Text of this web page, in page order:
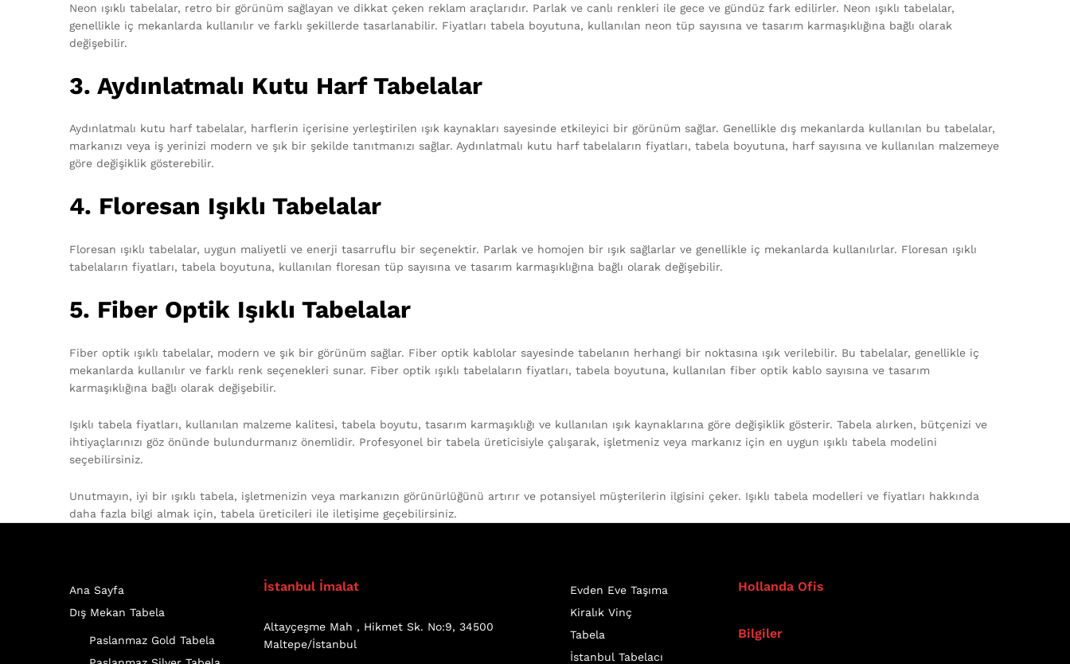
Neon ışıklı tabelalar, retro bir görünüm sağlayan ve dikkat çeken reklam araçlarıdır. Parlak ve canlı renkleri ile gece ve gündüz fark edilirler. Neon ışıklı tabelalar,
genellikle iç mekanlarda kullanılır ve farklı şekillerde tasarlanabilir. Fiyatları tabela boyutuna, kullanılan neon tüp sayısına ve tasarım karmaşıklığına bağlı olarak
değişebilir.
3. Aydınlatmalı Kutu Harf Tabelalar
Aydınlatmalı kutu harf tabelalar, harflerin içerisine yerleştirilen ışık kaynakları sayesinde etkileyici bir görünüm sağlar. Genellikle dış mekanlarda kullanılan bu tabelalar,
markanızı veya iş yerinizi modern ve şık bir şekilde tanıtmanızı sağlar. Aydınlatmalı kutu harf tabelaların fiyatları, tabela boyutuna, harf sayısına ve kullanılan malzemeye
göre değişiklik gösterebilir.
4. Floresan Işıklı Tabelalar
Floresan ışıklı tabelalar, uygun maliyetli ve enerji tasarruflu bir seçenektir. Parlak ve homojen bir ışık sağlarlar ve genellikle iç mekanlarda kullanılırlar. Floresan ışıklı
tabelaların fiyatları, tabela boyutuna, kullanılan floresan tüp sayısına ve tasarım karmaşıklığına bağlı olarak değişebilir.
5. Fiber Optik Işıklı Tabelalar
Fiber optik ışıklı tabelalar, modern ve şık bir görünüm sağlar. Fiber optik kablolar sayesinde tabelanın herhangi bir noktasına ışık verilebilir. Bu tabelalar, genellikle iç
mekanlarda kullanılır ve farklı renk seçenekleri sunar. Fiber optik ışıklı tabelaların fiyatları, tabela boyutuna, kullanılan fiber optik kablo sayısına ve tasarım
karmaşıklığına bağlı olarak değişebilir.
Işıklı tabela fiyatları, kullanılan malzeme kalitesi, tabela boyutu, tasarım karmaşıklığı ve kullanılan ışık kaynaklarına göre değişiklik gösterir. Tabela alırken, bütçenizi ve
ihtiyaçlarınızı göz önünde bulundurmanız önemlidir. Profesyonel bir tabela üreticisiyle çalışarak, işletmeniz veya markanız için en uygun ışıklı tabela modelini
seçebilirsiniz.
Unutmayın, iyi bir ışıklı tabela, işletmenizin veya markanızın görünürlüğünü artırır ve potansiyel müşterilerin ilgisini çeker. Işıklı tabela modelleri ve fiyatları hakkında
daha fazla bilgi almak için, tabela üreticileri ile iletişime geçebilirsiniz.
Ana Sayfa
Dış Mekan Tabela
Paslanmaz Gold Tabela
İstanbul İmalat
Altayçeşme Mah , Hikmet Sk. No:9, 34500
Maltepe/İstanbul
Evden Eve Taşıma
Kiralık Vinç
Tabela
İstanbul Tabelacı
Hollanda Ofis
Bilgiler